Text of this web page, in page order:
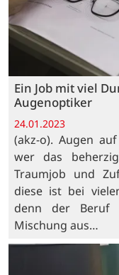
Ein Job mit viel
Augenoptiker
24.01.2023
(akz-o). Augen
wer das
Traumjob und
diese ist bei
denn der Beruf
Mischung aus…